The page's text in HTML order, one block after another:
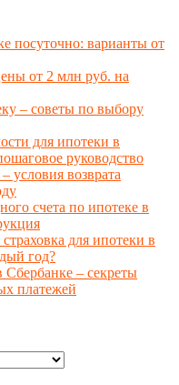
посуточно: варианты от
от 2 млн руб. на
– советы по выбору
для ипотеки в
руководство
условия возврата
счета по ипотеке в
для ипотеки в
год?
Сбербанке – секреты
платежей